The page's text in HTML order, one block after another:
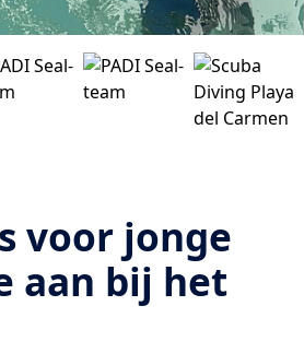
voor jonge
aan bij het